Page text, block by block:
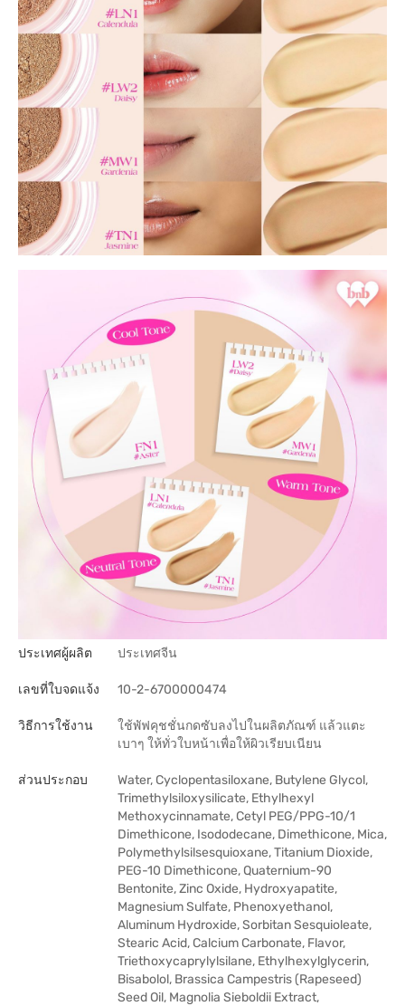
ประเทศผู้ผลิต ประเทศจีน
เลขที่ใบจดแจ้ง 10-2-6700000474
วิธีการใช้งาน
ใช้พัฟคุชชั่นกดซับลงไปในผลิตภัณฑ์ แล้วแตะ
เบาๆ ให้ทั่วใบหน้าเพื่อให้ผิวเรียบเนียน
ส่วนประกอบ
Water, Cyclopentasiloxane, Butylene Glycol,
Trimethylsiloxysilicate, Ethylhexyl
Methoxycinnamate, Cetyl PEG/PPG-10/1
Dimethicone, Isododecane, Dimethicone, Mica,
Polymethylsilsesquioxane, Titanium Dioxide,
PEG-10 Dimethicone, Quaternium-90
Bentonite, Zinc Oxide, Hydroxyapatite,
Magnesium Sulfate, Phenoxyethanol,
Aluminum Hydroxide, Sorbitan Sesquioleate,
Stearic Acid, Calcium Carbonate, Flavor,
Triethoxycaprylylsilane, Ethylhexylglycerin,
Bisabolol, Brassica Campestris (Rapeseed)
Seed Oil, Magnolia Sieboldii Extract,